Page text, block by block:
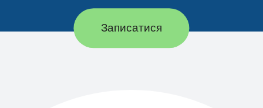
Записатися